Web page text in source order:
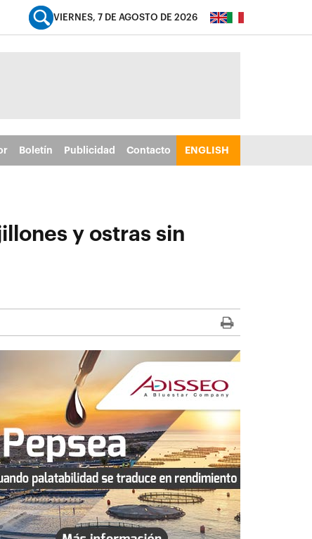
VIERNES, 7 DE AGOSTO DE 2026
Boletín Publicidad Contacto ENGLISH
y ostras sin